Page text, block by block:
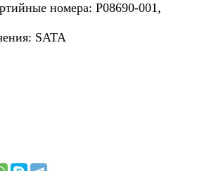
номера: P08690-001,
SATA